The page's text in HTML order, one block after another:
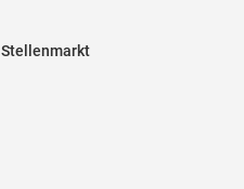
Stellenmarkt